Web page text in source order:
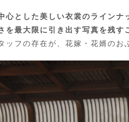
心とした美しい衣裳のライン
を最大限に引き出す写真を残す
ッフの存在が、花嫁・花婿のお